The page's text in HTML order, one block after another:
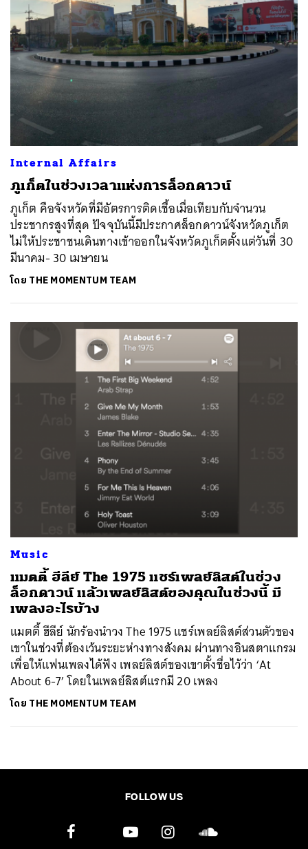
Internal Affairs
ภูเก็ตในช่วงเวลาแห่งการล็อกดาวน์
ภูเก็ต คือจังหวัดที่มีอัตรการติดเชื้อเมื่อเทียบกับจำนวน
ประชากรสูงที่สุด ปัจจุบันนี้มีประกาศล็อกดาวน์จังหวัดภูเก็ต
ไม่ให้ประชาชนเดินทางเข้าออกในจังหวัดภูเก็ตตั้งแต่วันที่ 30
มีนาคม- 30 เมษายน
โดย THE MOMENTUM TEAM
Music
แมตตี้ ฮีลีย์ The 1975 แชร์เพลย์ลิสต์ในช่วง
ล็อกดาวน์ แล้วเพลย์ลิสต์ของคุณในช่วงนี้ มี
เพลงอะไรบ้าง
แมตตี้ ฮีลีย์ นักร้องนำวง The 1975 แชร์เพลย์ลิสต์ส่วนตัวของ
เขาในช่วงที่ต้องเว้นระยะห่างทางสังคม ผ่านทางอินสตาแกรม
เพื่อให้แฟนเพลงได้ฟัง เพลย์ลิสต์ของเขาตั้งชื่อไว้ว่า ‘At
About 6-7’ โดยในเพลย์ลิสต์แรกมี 20 เพลง
โดย THE MOMENTUM TEAM
FOLLOW US